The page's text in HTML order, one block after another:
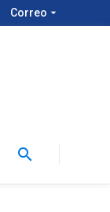
Correo arrow_drop_down
search